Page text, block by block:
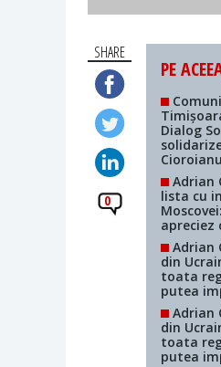
SHARE
0
PE
Dialog
Cioroianu
Adrian
lista cu
apreciez
Adrian
din
toata
putea
Adrian
din
toata
putea